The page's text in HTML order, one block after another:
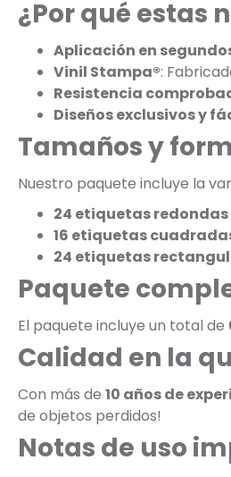
¿Por qué estas
Aplicación en
Vinil Stampa®:
Resistencia
Diseños exclusivos y
Tamaños y
Nuestro paquete incluye la
24 etiquetas redondas
16 etiquetas
24 etiquetas
Paquete
El paquete incluye un total de
Calidad en la
Con más de 10 años de
de objetos perdidos!
Notas de uso